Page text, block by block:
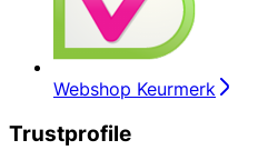
Webshop Keurmerk
Trustprofile